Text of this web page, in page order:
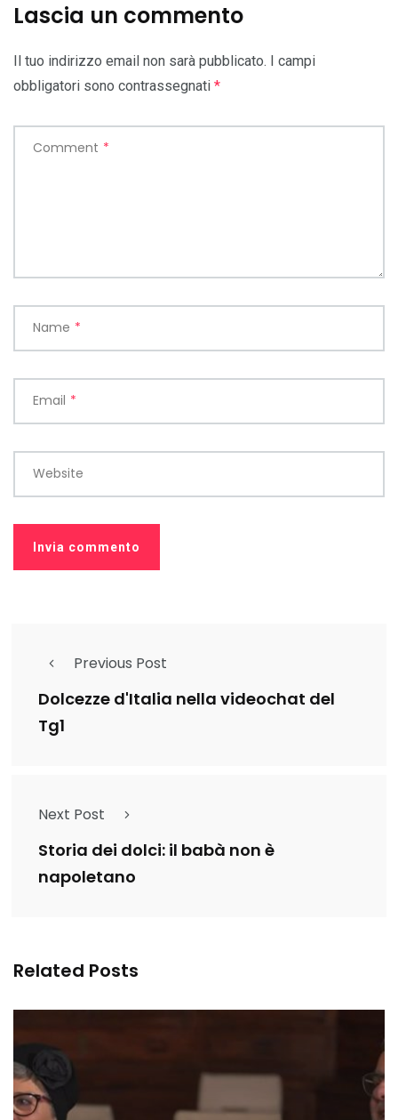
Lascia un commento
Il tuo indirizzo email non sarà pubblicato. I campi
obbligatori sono contrassegnati *
Comment *
Name *
Email *
Website
Previous Post
Dolcezze d'Italia nella videochat del
Tg1
Next Post
Storia dei dolci: il babà non è
napoletano
Related Posts